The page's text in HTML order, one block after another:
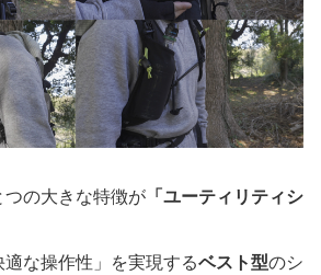
つの大きな特徴が 「ユーティリティシ
適な操作性」を実現するベスト型のシ